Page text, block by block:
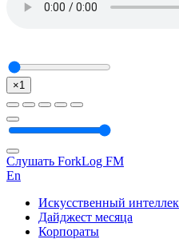
×1
Слушать ForkLog FM
En
Искусственный
Дайджест месяца
Корпораты